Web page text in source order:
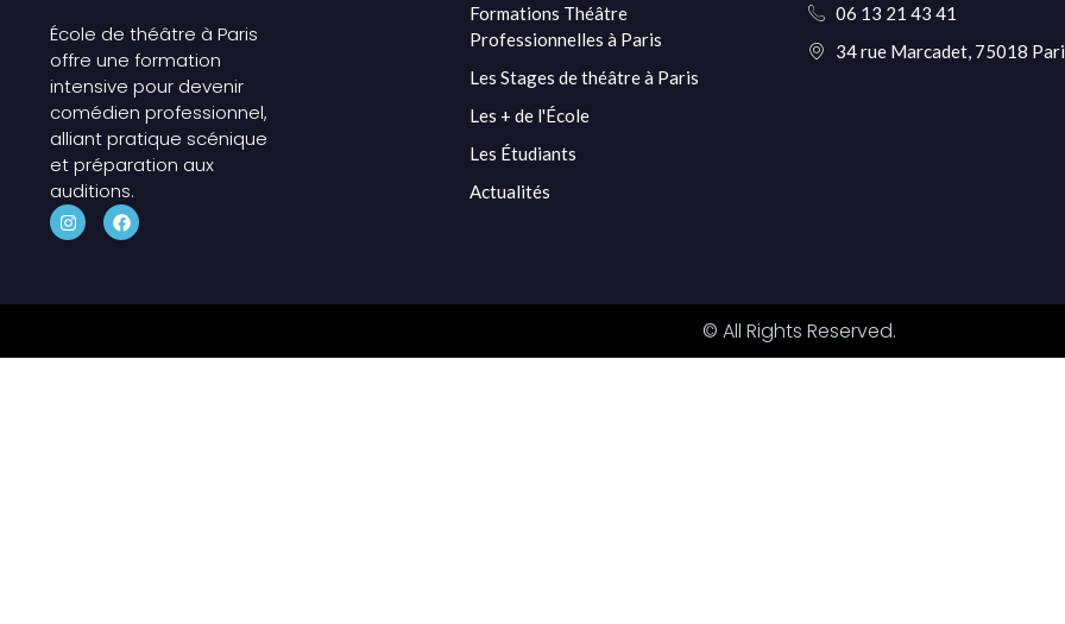
École de théâtre à Paris
offre une formation
intensive pour devenir
comédien professionnel,
alliant pratique scénique
et préparation aux
auditions.
Formations Théâtre
Professionnelles à Paris
Les Stages de théâtre à Paris
Les + de l'École
Les Étudiants
Actualités
06 13 21 43 41
34 rue Marcadet, 75018
© All Rights Reserved.